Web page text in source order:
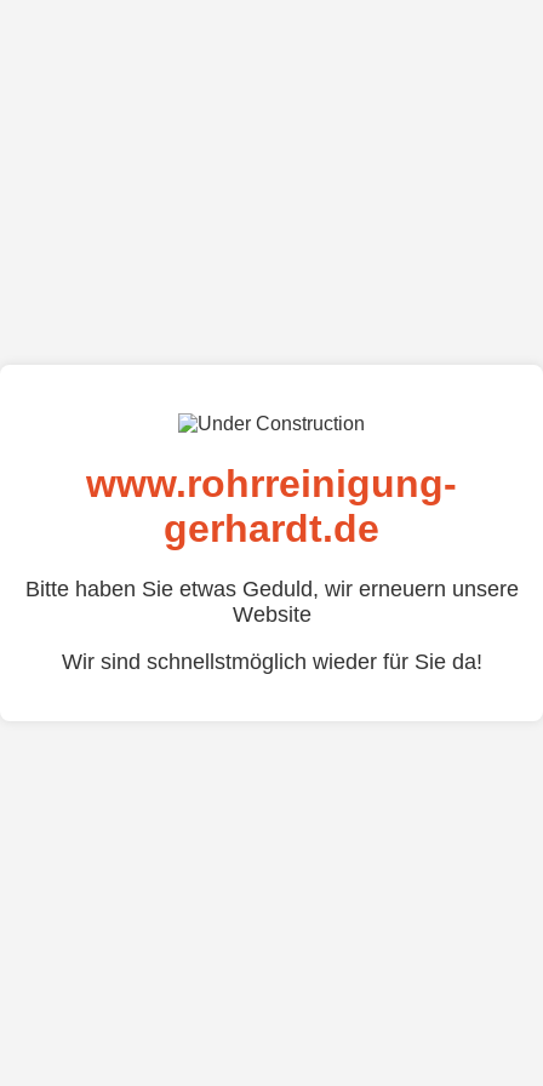
www.rohrreinigung-
gerhardt.de
Bitte haben Sie etwas Geduld, wir erneuern unsere
Website
Wir sind schnellstmöglich wieder für Sie da!